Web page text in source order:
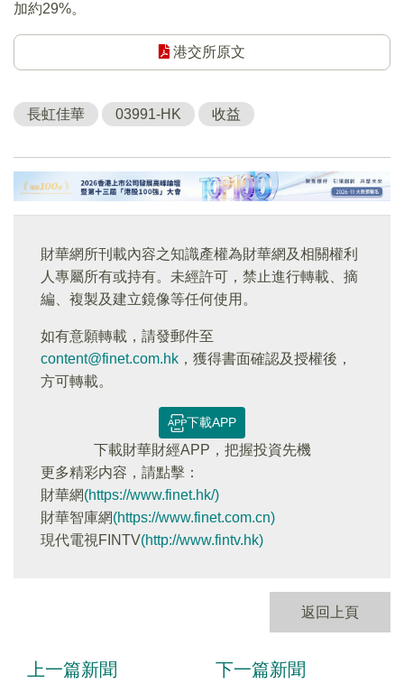
加約29%。
港交所原文
長虹佳華 03991-HK 收益
財華網所刊載內容之知識產權為財華網及相關權利
人專屬所有或持有。未經許可，禁止進行轉載、摘
編、複製及建立鏡像等任何使用。
如有意願轉載，請發郵件至
content@finet.com.hk ，獲得書面確認及授權後，
方可轉載。
下載APP
下載財華財經APP，把握投資先機
更多精彩内容，請點擊：
財華網(https://www.finet.hk/)
財華智庫網(https://www.finet.com.cn)
現代電視FINTV(http://www.fintv.hk)
返回上頁
上一篇新聞 下一篇新聞